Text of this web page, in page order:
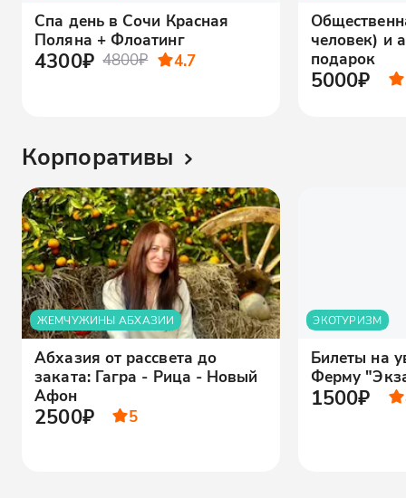
Спа день в Сочи Красная
Поляна + Флоатинг
4300₽ 4800₽ 4.7
человек) и
подарок
5000₽
Корпоративы
ЖЕМЧУЖИНЫ АБХАЗИИ
Абхазия от рассвета до
заката: Гагра - Рица - Новый
Афон
2500₽ 5
ЭКОТУРИЗМ
Билеты на
Ферму
1500₽